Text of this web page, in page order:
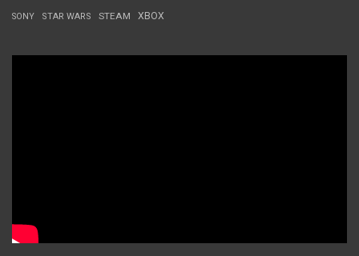
SONY STAR WARS STEAM XBOX